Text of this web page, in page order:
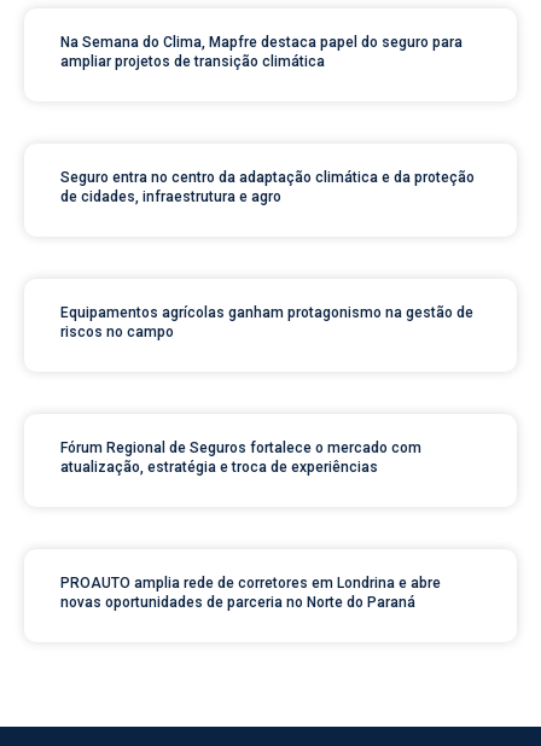
Na Semana do Clima, Mapfre destaca papel do seguro para
ampliar projetos de transição climática
Seguro entra no centro da adaptação climática e da proteção
de cidades, infraestrutura e agro
Equipamentos agrícolas ganham protagonismo na gestão de
riscos no campo
Fórum Regional de Seguros fortalece o mercado com
atualização, estratégia e troca de experiências
PROAUTO amplia rede de corretores em Londrina e abre
novas oportunidades de parceria no Norte do Paraná